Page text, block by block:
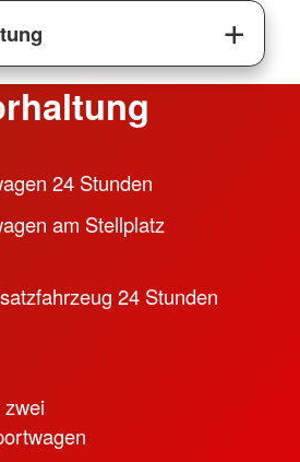
24 Stunden
am Stellplatz
24 Stunden